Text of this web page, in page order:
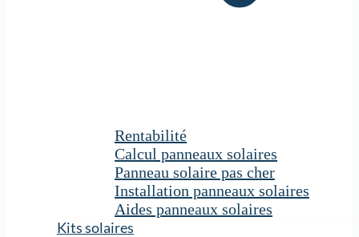
Rentabilité
Calcul panneaux solaires
Panneau solaire pas cher
Installation panneaux solaires
Aides panneaux solaires
Kits solaires